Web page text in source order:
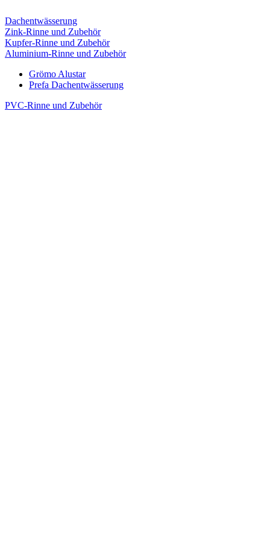
Dachentwässerung
Zink-Rinne und Zubehör
Kupfer-Rinne und Zubehör
Aluminium-Rinne und Zubehör
Grömo Alustar
Prefa Dachentwässerung
PVC-Rinne und Zubehör